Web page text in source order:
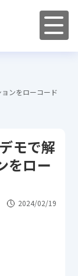
ンをローコード
モで解
をロー
2024/02/19